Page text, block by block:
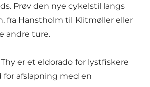
Prøv den nye cykelstil langs
fra Hanstholm til Klitmøller eller
andre ture.
er et eldorado for lystfiskere
afslapning med en